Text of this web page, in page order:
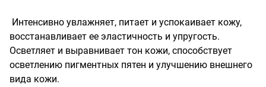
восстанавливает ее эластичность и упругость.
Осветляет и выравнивает тон кожи, способствует
осветлению пигментных пятен и улучшению внешнего
вида кожи.